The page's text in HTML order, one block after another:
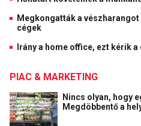
Megkongatták a
cégek
Irány a home office, ezt kérik a
PIAC & MARKETING
Nincs olyan, hogy
Megdöbbentő a